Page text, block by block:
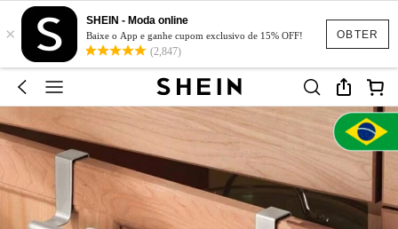
OBTER
×
SHEIN - Moda online
Baixe o App e ganhe cupom exclusivo de 15% OFF!
(2,847)